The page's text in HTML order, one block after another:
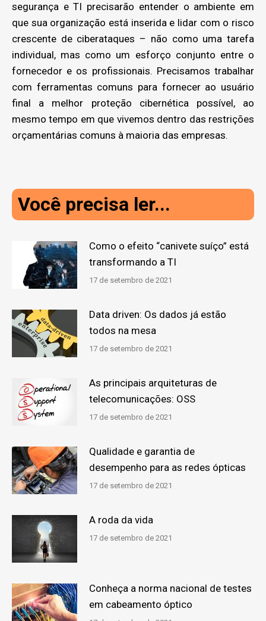
segurança e TI precisarão entender o ambiente em
que sua organização está inserida e lidar com o risco
crescente de ciberataques – não como uma tarefa
individual, mas como um esforço conjunto entre o
fornecedor e os profissionais. Precisamos trabalhar
com ferramentas comuns para fornecer ao usuário
final a melhor proteção cibernética possível, ao
mesmo tempo em que vivemos dentro das restrições
orçamentárias comuns à maioria das empresas.
Você precisa ler...
Como o efeito “canivete suíço” está
transformando a TI
17 de setembro de 2021
Data driven: Os dados já estão
todos na mesa
17 de setembro de 2021
As principais arquiteturas de
telecomunicações: OSS
17 de setembro de 2021
Qualidade e garantia de
desempenho para as redes ópticas
17 de setembro de 2021
A roda da vida
17 de setembro de 2021
Conheça a norma nacional de testes
em cabeamento óptico